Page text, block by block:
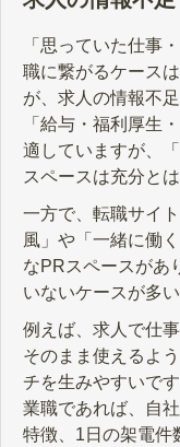
「思っていた仕事
職に繋がるケース
が、求人の情報不
「給与・福利厚生
適していますが、
スペースは充分と
一方で、転職サイ
風」や「一緒に働
なPRスペースがあ
いないケースが多い
例えば、求人で仕
そのまま使えるよ
チを生みやすいで
業職であれば、自
特徴、1日の架電件